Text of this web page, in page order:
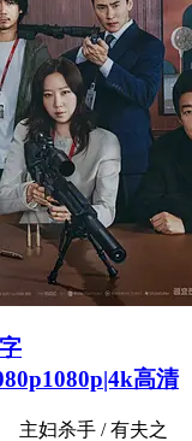
高清
杀手 / 有夫之